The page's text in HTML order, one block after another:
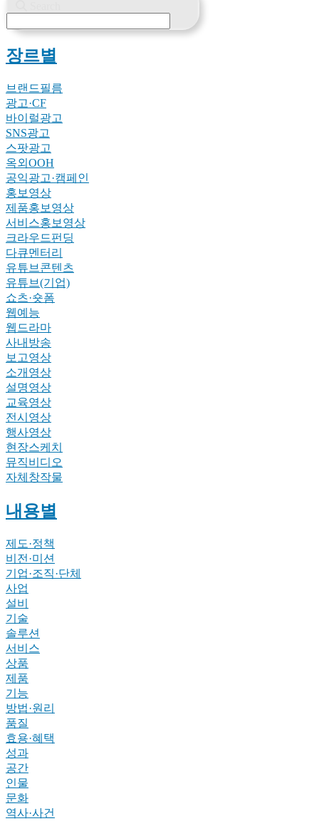
장르별
브랜드필름
광고·CF
바이럴광고
SNS광고
스팟광고
옥외OOH
공익광고·캠페인
홍보영상
제품홍보영상
서비스홍보영상
크라우드펀딩
다큐멘터리
유튜브콘텐츠
유튜브(기업)
쇼츠·숏폼
웹예능
웹드라마
사내방송
보고영상
소개영상
설명영상
교육영상
전시영상
행사영상
현장스케치
뮤직비디오
자체창작물
내용별
제도·정책
비전·미션
기업·조직·단체
사업
설비
기술
솔루션
서비스
상품
제품
기능
방법·원리
품질
효용·혜택
성과
공간
인물
문화
역사·사건